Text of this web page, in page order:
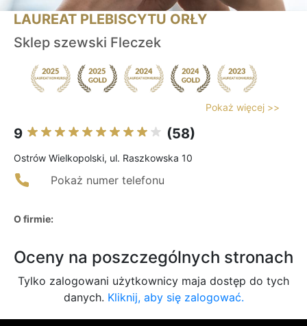
LAUREAT PLEBISCYTU ORŁY
Sklep szewski Fleczek
Pokaż więcej >>
9 (58)
Ostrów Wielkopolski, ul. Raszkowska 10
Pokaż numer telefonu
O firmie:
Oceny na poszczególnych stronach
Tylko zalogowani użytkownicy maja dostęp do tych
danych. Kliknij, aby się zalogować.